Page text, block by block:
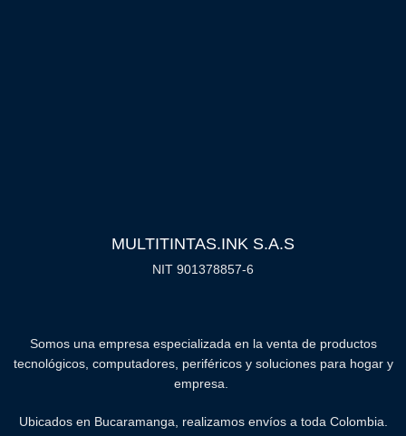
MULTITINTAS.INK S.A.S
NIT 901378857-6
Somos una empresa especializada en la venta de productos
tecnológicos, computadores, periféricos y soluciones para hogar y
empresa.
Ubicados en Bucaramanga, realizamos envíos a toda Colombia.